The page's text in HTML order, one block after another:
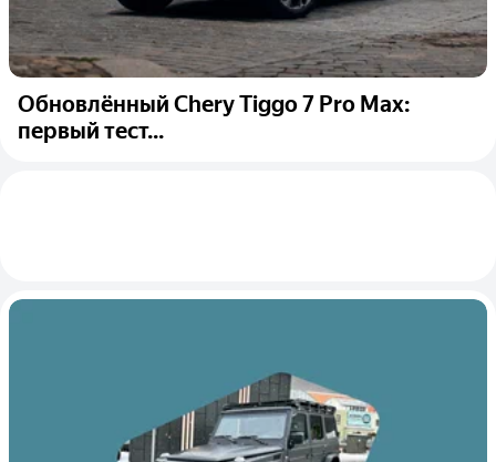
Обновлённый Chery Tiggo 7 Pro Max:
первый тест...